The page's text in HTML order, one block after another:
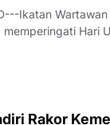
Ikatan
Hari
di Kantor
Rakor